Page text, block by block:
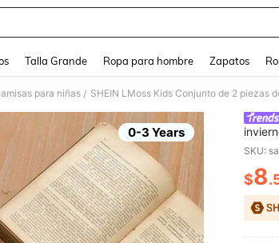
Talla Grande Ropa para hombre Zapatos
para niñas /
0-3 Years
un
SKU:
$8